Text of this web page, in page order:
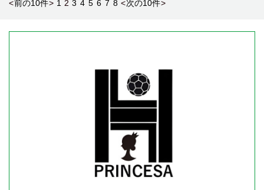
<前の10件> 1 2 3 4 5 6 7 8 <次の10件>